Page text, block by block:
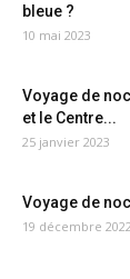
bleue ?
10 mai 2023
Voyage de
et le Centre...
25 janvier 2023
Voyage de
19 décembre 2022